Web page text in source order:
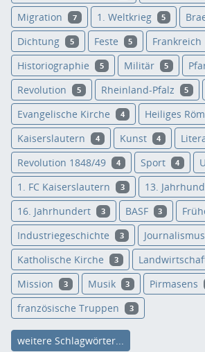
Migration 7 1. Weltkrieg 5
Dichtung 5 Feste 5 Frankreich
Historiographie 5 Militär 5
Revolution 5 Rheinland-Pfalz 5
Evangelische Kirche 4 Heiliges
Kaiserslautern 4 Kunst 4
Revolution 1848/49 4 Sport 4
1. FC Kaiserslautern 3 13.
16. Jahrhundert 3 BASF 3
Industriegeschichte 3 Journalismus
Katholische Kirche 3
Mission 3 Musik 3 Pirmasens
französische Truppen 3
weitere Schlagwörter...